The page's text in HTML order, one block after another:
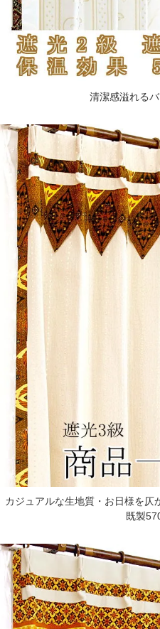
清潔感溢れる
カジュアルな生地質・お日様を仄
既製